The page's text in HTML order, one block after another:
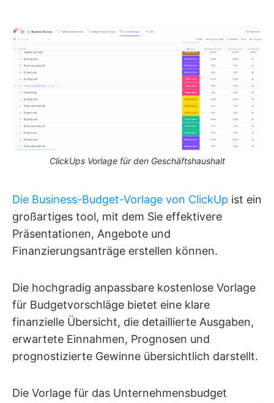
ClickUps Vorlage für den Geschäftshaushalt
Die Business-Budget-Vorlage von ClickUp ist ein
großartiges tool, mit dem Sie effektivere
Präsentationen, Angebote und
Finanzierungsanträge erstellen können.
Die hochgradig anpassbare kostenlose Vorlage
für Budgetvorschläge bietet eine klare
finanzielle Übersicht, die detaillierte Ausgaben,
erwartete Einnahmen, Prognosen und
prognostizierte Gewinne übersichtlich darstellt.
Die Vorlage für das Unternehmensbudget